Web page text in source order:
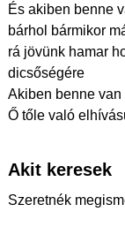
És akiben benne
bárhol bármikor
rá jövünk hamar
dicsőségére
Akiben benne van
Ő tőle való
Akit keresek
Szeretnék